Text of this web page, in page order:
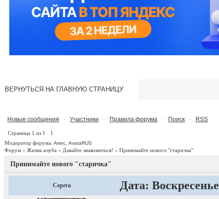
ВЕРНУТЬСЯ НА ГЛАВНУЮ СТРАНИЦУ
Новые сообщения · Участники · Правила форума · Поиск · RSS
Страница 1 из 1
1
Модератор форума: Artec AvataRUS
Форум » Жизнь клуба » Давайте знакомиться! » Принимайте нового "старичка"
Принимайте нового "старичка"
Серега Дата: